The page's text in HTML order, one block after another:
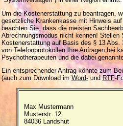
Um die Kostenerstattung zu beantragen,
gesetzliche Krankenkasse mit Hinweis
beachten Sie, dass die meisten
Abrechnungsmodus nicht kennen! Stellen
Kostenerstattung auf Basis des § 13 Abs.
von Telefonprotokollen Ihre Anfragen bei
Psychotherapeuten und die dabei
Ein entsprechender Antrag könnte zum
(auch zum Download im Word-undRTF-
Max Mustermann
Musterstr. 12
84036 Landshut